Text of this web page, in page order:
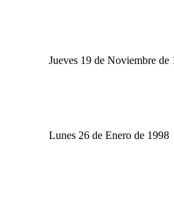
Jueves 19 de Noviembre de
Lunes 26 de Enero de 1998